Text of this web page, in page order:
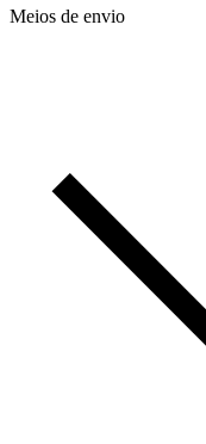
Meios de envio